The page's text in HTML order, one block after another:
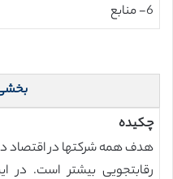
6- منابع
چکیده
هدف همه شرکتها در اقتصاد
رقابتجویی بیشتر است. در